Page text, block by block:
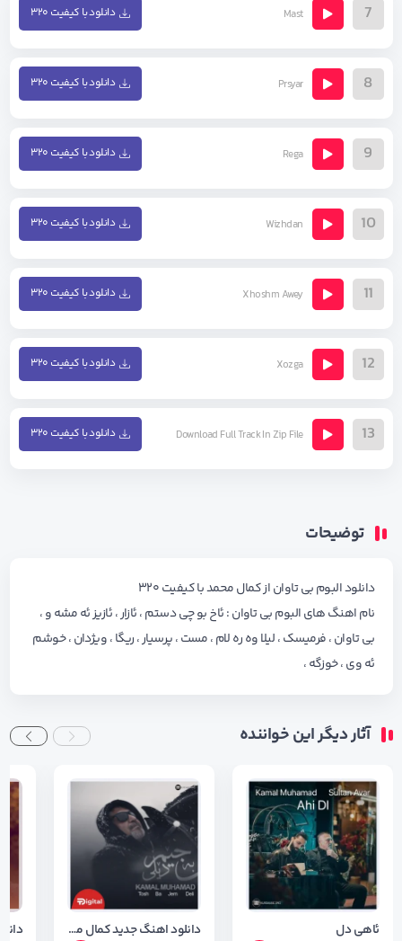
7
Mast دانلود با کیفیت ۳۲۰
8
Prsyar دانلود با کیفیت ۳۲۰
9
Rega دانلود با کیفیت ۳۲۰
10
Wizhdan دانلود با کیفیت ۳۲۰
11
Xhoshm Awey دانلود با کیفیت ۳۲۰
12
Xozga دانلود با کیفیت ۳۲۰
13
Download Full Track In Zip File دانلود با کیفیت ۳۲۰
توضیحات
دانلود البوم بی تاوان از کمال محمد با کیفیت ۳۲۰
نام اهنگ های البوم بی تاوان : ئاخ بو چی دستم ، ئازار ، ئازیز ئه مشه و ،
بی تاوان ، فرمیسک ، لیلا وه ره لام ، مست ، پرسیار ، ریگا ، ویژدان ، خوشم
ئه وی ، خوزگه ،
آثار دیگر این خواننده
ئاهی دل دانلود اهنگ جدید کمال محمد به نام توش بجیم دیلی + متن آهنگ